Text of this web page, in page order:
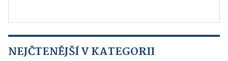
NEJČTENĚJŠÍ V KATEGORII